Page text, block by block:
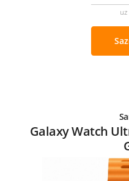
Galaxy Watch